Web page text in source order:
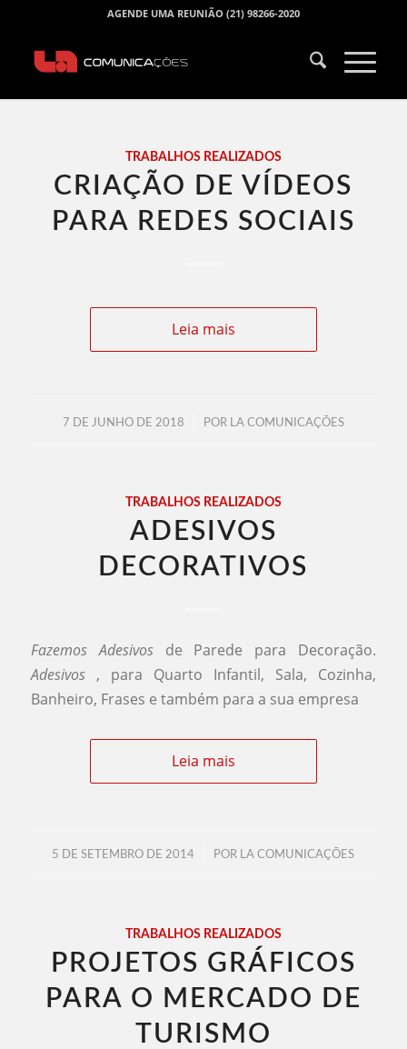
AGENDE UMA REUNIÃO (21) 98266-2020
TRABALHOS REALIZADOS
CRIAÇÃO DE VÍDEOS
PARA REDES SOCIAIS
Leia mais
7 DE JUNHO DE 2018
/ POR LA COMUNICAÇÕES
TRABALHOS REALIZADOS
ADESIVOS
DECORATIVOS
Fazemos Adesivosde Parede para Decoração.
Adesivos, para Quarto Infantil, Sala, Cozinha,
Banheiro, Frases e também para a sua empresa
Leia mais
5 DE SETEMBRO DE 2014
/ POR LA COMUNICAÇÕES
TRABALHOS REALIZADOS
PROJETOS GRÁFICOS
PARA O MERCADO DE
TURISMO